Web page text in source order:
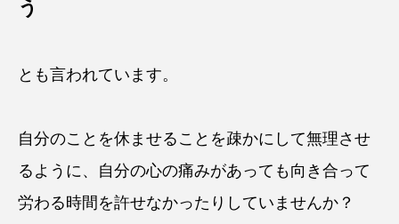
う
とも言われています。
自分のことを休ませることを疎かにして無理させ
るように、自分の心の痛みがあっても向き合って
労わる時間を許せなかったりしていませんか？